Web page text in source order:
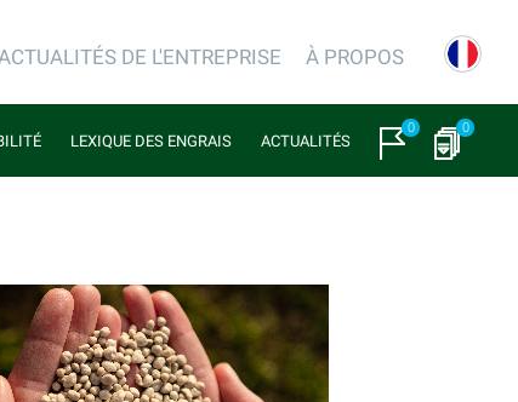
ACTUALITÉS DE L'ENTREPRISE À PROPOS
LEXIQUE DES ENGRAIS ACTUALITÉS
0 0